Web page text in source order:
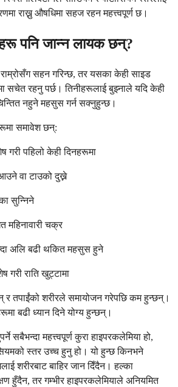
राख्नु औषधिमा सहज रहन महत्त्वपूर्ण छ।
पनि जान्न लायक छन्?
राम्रोसँग सहन गरिन्छ, तर यसका केही साइड
सचेत रहनु पर्छ। तिनीहरूलाई बुझ्नाले यदि केही
नहुने महसुस गर्न सक्नुहुन्छ।
समावेश छन्:
गरी पहिलो केही दिनहरूमा
वा टाउको दुख्ने
सुन्निने
महिनावारी चक्र
अलि बढी थकित महसुस हुने
गरी राति खुट्टामा
र तपाईंको शरीरले समायोजन गरेपछि कम हुन्छन्।
बढी ध्यान दिने योग्य हुन्छन्।
सबैभन्दा महत्त्वपूर्ण कुरा हाइपरकलेमिया हो,
स्तर उच्च हुनु हो। यो हुन्छ किनभने
शरीरबाट बाहिर जान दिँदैन। हल्का
हुँदैन, तर गम्भीर हाइपरकलेमियाले अनियमित